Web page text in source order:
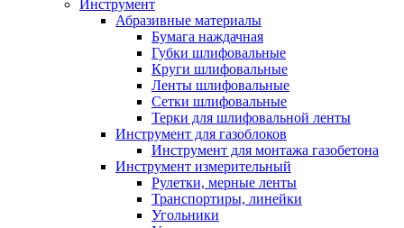
Инструмент
Абразивные материалы
Бумага наждачная
Губки шлифовальные
Круги шлифовальные
Ленты шлифовальные
Сетки шлифовальные
Терки для шлифовальной ленты
Инструмент для газоблоков
Инструмент для монтажа газобетона
Инструмент измерительный
Рулетки, мерные ленты
Транспортиры, линейки
Угольники